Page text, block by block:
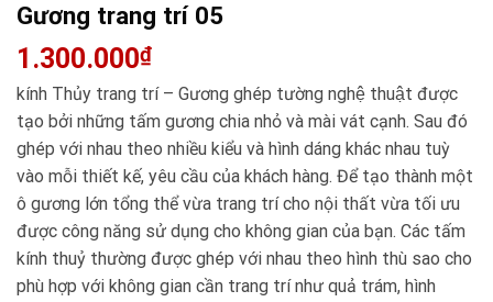
Gương trang trí 05
1.300.000₫
kính Thủy trang trí – Gương ghép tường nghệ thuật được
tạo bởi những tấm gương chia nhỏ và mài vát cạnh. Sau đó
ghép với nhau theo nhiều kiểu và hình dáng khác nhau tuỳ
vào mỗi thiết kế, yêu cầu của khách hàng. Để tạo thành một
ô gương lớn tổng thể vừa trang trí cho nội thất vừa tối ưu
được công năng sử dụng cho không gian của bạn. Các tấm
kính thuỷ thường được ghép với nhau theo hình thù sao cho
phù hợp với không gian cần trang trí như quả trám, hình